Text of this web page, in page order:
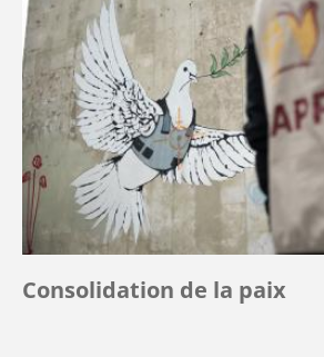
Consolidation de la paix